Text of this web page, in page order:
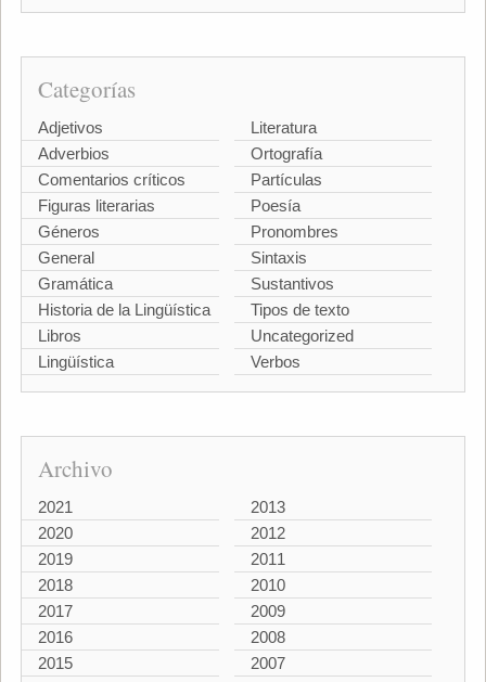
Categorías
Adjetivos
Adverbios
Comentarios críticos
Figuras literarias
Géneros
General
Gramática
Historia de la Lingüística
Libros
Lingüística
Literatura
Ortografía
Partículas
Poesía
Pronombres
Sintaxis
Sustantivos
Tipos de texto
Uncategorized
Verbos
Archivo
2021
2020
2019
2018
2017
2016
2015
2013
2012
2011
2010
2009
2008
2007